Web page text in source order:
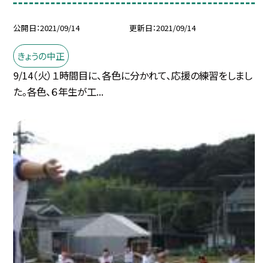
公開日 2021/09/14 更新日 2021/09/14
きょうの中正
9/14（火）１時間目に、各色に分かれて、応援の練習をしまし
た。各色、６年生が工...